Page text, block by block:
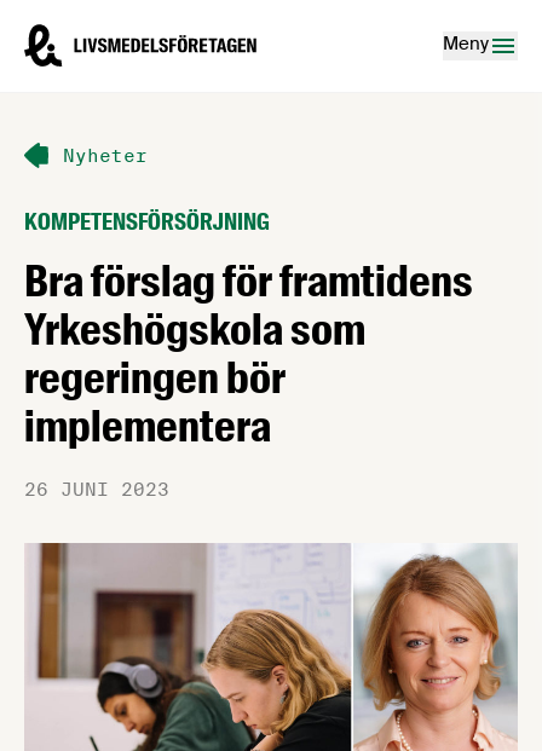
Livsmedelsföretagen – till startsidan
Meny
Nyheter
KOMPETENSFÖRSÖRJNING
Bra förslag för framtidens
Yrkeshögskola som
regeringen bör
implementera
26 JUNI 2023